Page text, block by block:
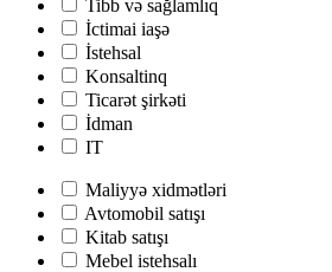
Tibb və sağlamlıq
İctimai iaşə
İstehsal
Konsaltinq
Ticarət şirkəti
İdman
IT
Maliyyə xidmətləri
Avtomobil satışı
Kitab satışı
Mebel istehsalı